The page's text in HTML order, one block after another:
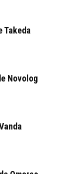
Takeda
Novolog